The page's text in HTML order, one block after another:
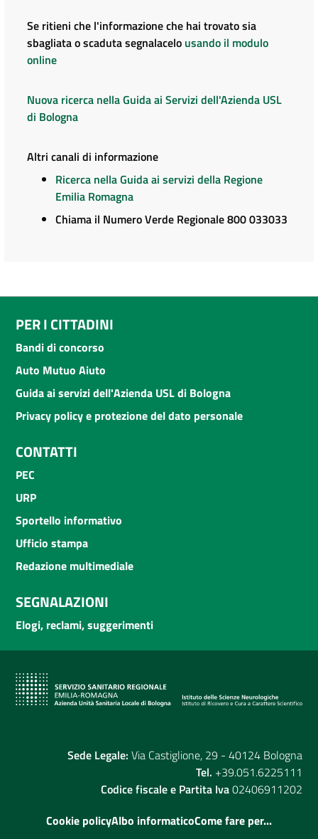
Se ritieni che l'informazione che hai trovato sia
sbagliata o scaduta segnalacelo usando il modulo
online
Nuova ricerca nella Guida ai Servizi dell'Azienda USL
di Bologna
Altri canali di informazione
Ricerca nella Guida ai servizi della Regione
Emilia Romagna
Chiama il Numero Verde Regionale 800 033033
PER I CITTADINI
Bandi di concorso
Auto Mutuo Aiuto
Guida ai servizi dell'Azienda USL di Bologna
Privacy policy e protezione del dato personale
CONTATTI
PEC
URP
Sportello informativo
Ufficio stampa
Redazione multimediale
SEGNALAZIONI
Elogi, reclami, suggerimenti
Sede Legale: Via Castiglione, 29 - 40124 Bologna
Tel. +39.051.6225111
Codice fiscale e Partita Iva02406911202
Cookie policyAlbo informaticoCome fare per...